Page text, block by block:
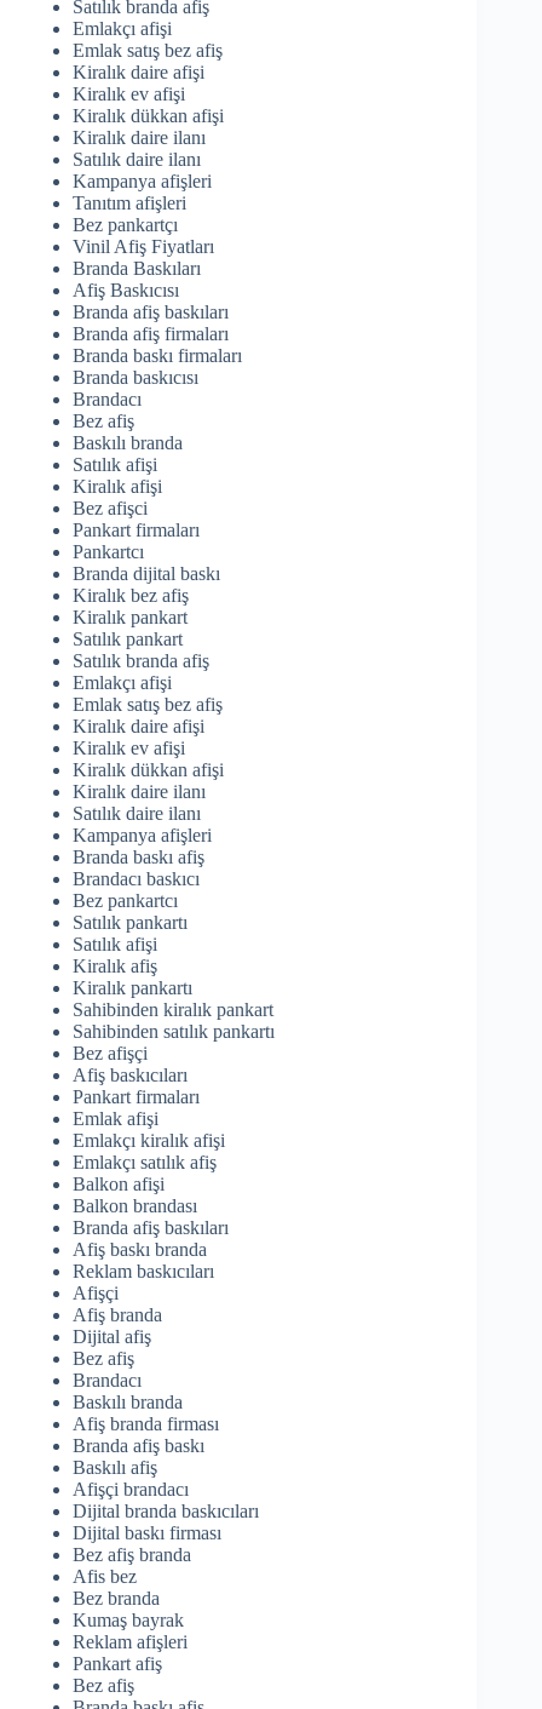
Satılık branda afiş
Emlakçı afişi
Emlak satış bez afiş
Kiralık daire afişi
Kiralık ev afişi
Kiralık dükkan afişi
Kiralık daire ilanı
Satılık daire ilanı
Kampanya afişleri
Tanıtım afişleri
Bez pankartçı
Vinil Afiş Fiyatları
Branda Baskıları
Afiş Baskıcısı
Branda afiş baskıları
Branda afiş firmaları
Branda baskı firmaları
Branda baskıcısı
Brandacı
Bez afiş
Baskılı branda
Satılık afişi
Kiralık afişi
Bez afişci
Pankart firmaları
Pankartcı
Branda dijital baskı
Kiralık bez afiş
Kiralık pankart
Satılık pankart
Satılık branda afiş
Emlakçı afişi
Emlak satış bez afiş
Kiralık daire afişi
Kiralık ev afişi
Kiralık dükkan afişi
Kiralık daire ilanı
Satılık daire ilanı
Kampanya afişleri
Branda baskı afiş
Brandacı baskıcı
Bez pankartcı
Satılık pankartı
Satılık afişi
Kiralık afiş
Kiralık pankartı
Sahibinden kiralık pankart
Sahibinden satılık pankartı
Bez afişçi
Afiş baskıcıları
Pankart firmaları
Emlak afişi
Emlakçı kiralık afişi
Emlakçı satılık afiş
Balkon afişi
Balkon brandası
Branda afiş baskıları
Afiş baskı branda
Reklam baskıcıları
Afişçi
Afiş branda
Dijital afiş
Bez afiş
Brandacı
Baskılı branda
Afiş branda firması
Branda afiş baskı
Baskılı afiş
Afişçi brandacı
Dijital branda baskıcıları
Dijital baskı firması
Bez afiş branda
Afis bez
Bez branda
Kumaş bayrak
Reklam afişleri
Pankart afiş
Bez afiş